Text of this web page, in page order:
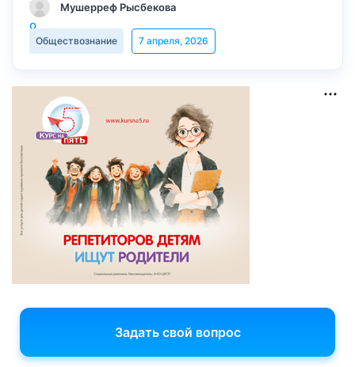
Мушерреф Рысбекова
Обществознание 7 апреля, 2026
Задать свой вопрос